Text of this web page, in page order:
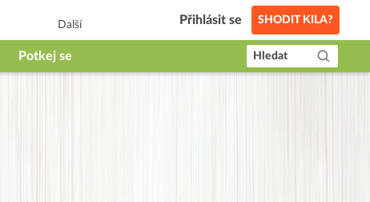
Další Přihlásit se SHODIT KILA?
Potkej se Hledat